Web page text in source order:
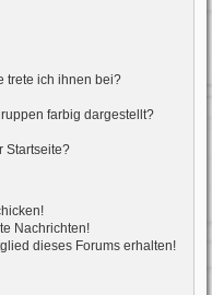
trete ich ihnen bei?
farbig dargestellt?
Startseite?
Nachrichten!
dieses Forums erhalten!